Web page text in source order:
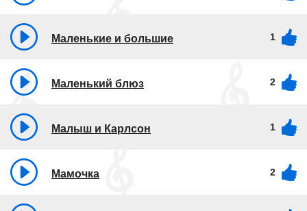
Маленькие и большие 1
Маленький блюз 2
Малыш и Карлсон 1
Мамочка 2